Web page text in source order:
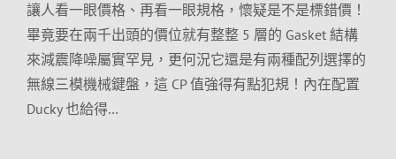
讓人看一眼價格、再看一眼規格，懷疑是不是標錯價！
畢竟要在兩千出頭的價位就有整整 5 層的 Gasket 結構
來減震降噪屬實罕見，更何況它還是有兩種配列選擇的
無線三模機械鍵盤，這 CP 值強得有點犯規！內在配置
Ducky 也給得…